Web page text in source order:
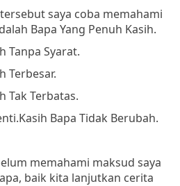
saya coba memahami
Bapa Yang Penuh Kasih.
Tanpa Syarat.
Terbesar.
Tak Terbatas.
Kasih Bapa Tidak Berubah.
memahami maksud saya
baik kita lanjutkan cerita